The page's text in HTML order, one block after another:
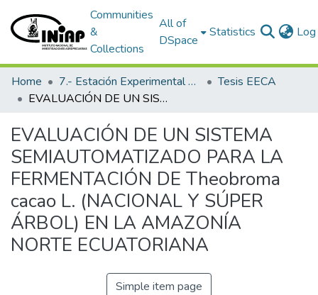
Communities
&
Collections
All of
DSpace
Statistics
Home 7.- Estación Experimental Central Amazónica
Tesis EECA
EVALUACIÓN DE UN SISTEMA SEMIAUTOMATIZADO PARA LA FERMENTACIÓN DE Theobroma cacao L. (NACIONAL Y SÚPER ÁRBOL) EN LA AMAZONÍA NORTE ECUATORIANA
EVALUACIÓN DE UN SISTEMA
SEMIAUTOMATIZADO PARA LA
FERMENTACIÓN DE Theobroma
cacao L. (NACIONAL Y SÚPER
ÁRBOL) EN LA AMAZONÍA
NORTE ECUATORIANA
Simple item page